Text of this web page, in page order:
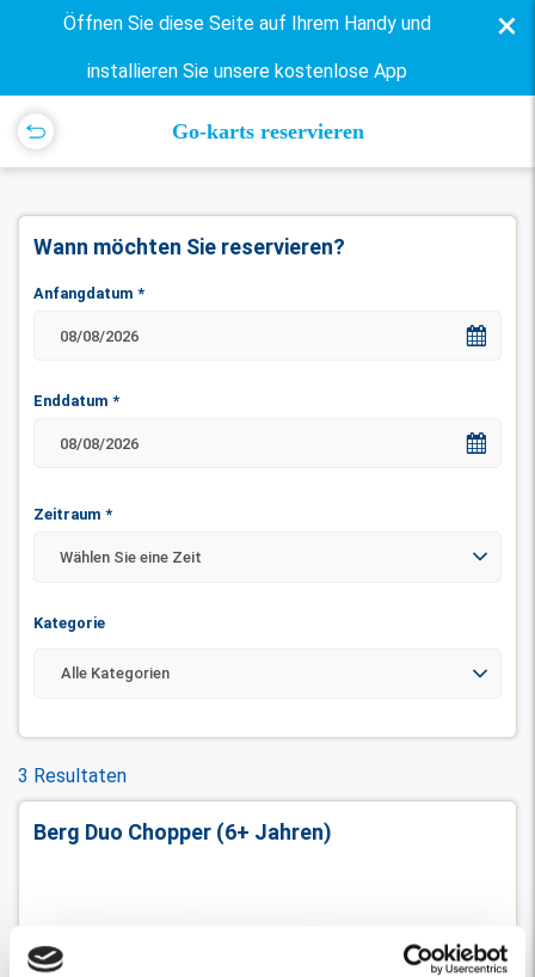
Öffnen Sie diese Seite auf Ihrem Handy und
installieren Sie unsere kostenlose App
×
Go-karts reservieren
Wann möchten Sie reservieren?
Anfangdatum *
Enddatum *
Zeitraum *
Wählen Sie eine Zeit
Kategorie
3 Resultaten
Berg Duo Chopper (6+ Jahren)